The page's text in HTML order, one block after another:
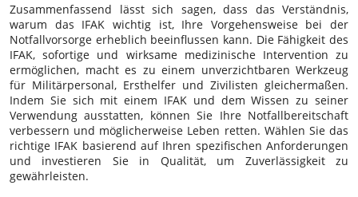
Zusammenfassend lässt sich sagen, dass das Verständnis,
warum das IFAK wichtig ist, Ihre Vorgehensweise bei der
Notfallvorsorge erheblich beeinflussen kann. Die Fähigkeit des
IFAK, sofortige und wirksame medizinische Intervention zu
ermöglichen, macht es zu einem unverzichtbaren Werkzeug
für Militärpersonal, Ersthelfer und Zivilisten gleichermaßen.
Indem Sie sich mit einem IFAK und dem Wissen zu seiner
Verwendung ausstatten, können Sie Ihre Notfallbereitschaft
verbessern und möglicherweise Leben retten. Wählen Sie das
richtige IFAK basierend auf Ihren spezifischen Anforderungen
und investieren Sie in Qualität, um Zuverlässigkeit zu
gewährleisten.